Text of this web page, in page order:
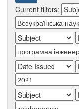
Current filters: